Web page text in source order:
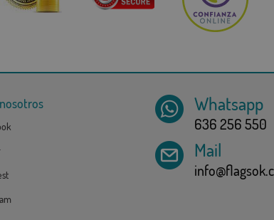
Whatsapp
636 256 550
Mail